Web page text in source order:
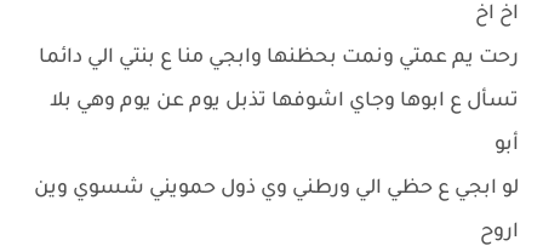
اخ اخ
رحت يم عمتي ونمت بحظنها وابجي منا ع بنتي الي دائما
تسأل ع ابوها وجاي اشوفها تذبل يوم عن يوم وهي بلا
أبو
لو ابجي ع حظي الي ورطني وي ذول حمويني شسوي وين
اروح